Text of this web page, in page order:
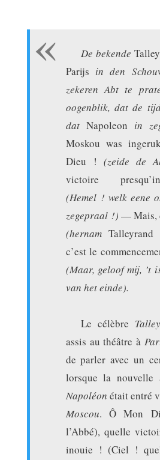
De bekende
Parijs in den
zekeren Abt te
oogenblik, dat de
dat Napoleon in
Moskou was
Dieu ! (zeide de
victoire
(Hemel ! welk eene
zegepraal !) — Mais,
(hernam Talleyrand
c’est le
(Maar, geloof mij, ’t
van het einde).
Le célèbre
assis au théâtre à
de parler avec un
lorsque la nouvelle
Napoléon était entré
Moscou. Ô Mon
l’Abbé), quelle
inouie ! (Ciel !